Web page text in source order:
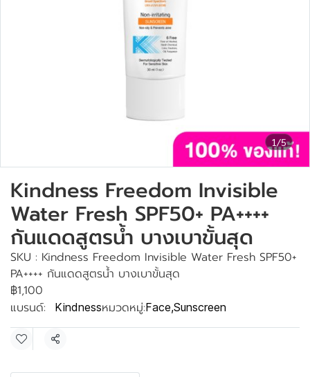
1/5
Kindness Freedom Invisible
Water Fresh SPF50+ PA++++
กันแดดสูตรน้ำ บางเบาขั้นสุด
SKU : Kindness Freedom Invisible Water Fresh SPF50+
PA++++ กันแดดสูตรน้ำ บางเบาขั้นสุด
฿1,100
แบรนด์:
Kindnessหมวดหมู่:Face,Sunscreen
แชร์